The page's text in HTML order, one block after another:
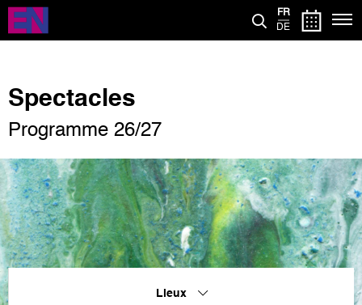
Aller
contenu
FR
DE
Spectacles
Programme 26/27
Lieux